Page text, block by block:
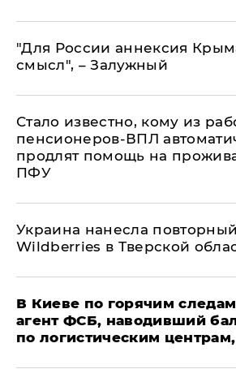
"Для России аннексия
смысл", – Залужный
Стало известно, кому из
пенсионеров-ВПЛ
продлят помощь на
ПФУ
Украина нанесла
Wildberries в Тверской
В Киеве по горячим
агент ФСБ, наводивший
по логистическим